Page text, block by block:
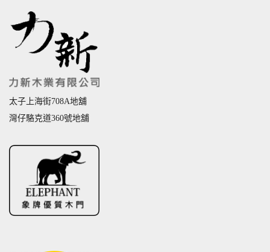
太子上海街708A地舖
灣仔駱克道360號地舖